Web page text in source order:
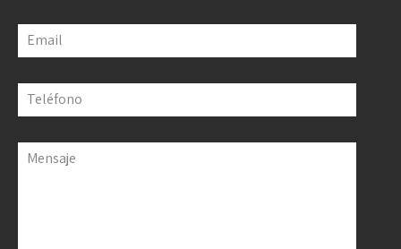
Email
Teléfono
Mensaje